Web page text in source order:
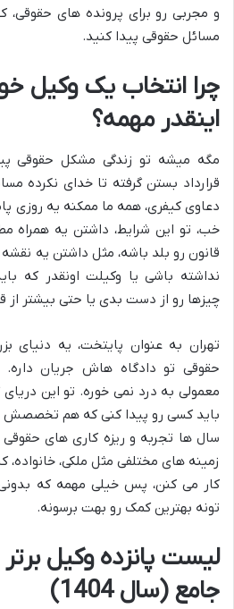
و مجربی رو برای پرونده های حقوقی،
مسائل حقوقی پیدا کنید.
چرا انتخاب یک وکیل
اینقدر مهمه؟
مگه میشه تو زندگی مشکل حقوقی
قرارداد بستن گرفته تا خدای نکرده
دعاوی کیفری، همه ما ممکنه یه روزی
خب، تو این شرایط، داشتن یه همراه
قانون رو بلد باشه، مثل داشتن یه
نداشته باشی یا وکیلت اونقدر که
چیزها رو از دست بدی یا حتی بیشتر از
تهران به عنوان پایتخت، یه دنیای
حقوقی تو دادگاه هاش جریان
معمولی به درد نمی خوره. تو این دریای
باید کسی رو پیدا کنی که هم تخصصش
سال ها تجربه و ریزه کاری های حقوقی
زمینه های مختلفی مثل ملکی،
کار می کنن، پس خیلی مهمه که
تونه بهترین کمک رو بهت برسونه.
لیست پانزده وکیل
جامع (سال 1404)